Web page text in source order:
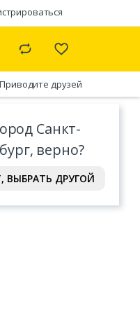
Санкт-
верно?
ВЫБРАТЬ ДРУГОЙ
Приводите друзей